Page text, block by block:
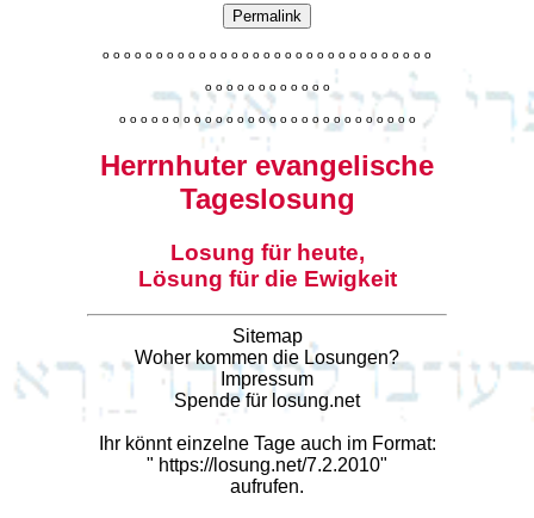
Permalink
o o o o o o o o o o o o o o o o o o o o o o o o o o o o o o o
o o o o o o o o o o o o
o o o o o o o o o o o o o o o o o o o o o o o o o o o o
Herrnhuter evangelische
Tageslosung
Losung für heute,
Lösung für die Ewigkeit
Sitemap
Woher kommen die Losungen?
Impressum
Spende für losung.net
Ihr könnt einzelne Tage auch im Format:
" https://losung.net/7.2.2010"
aufrufen.